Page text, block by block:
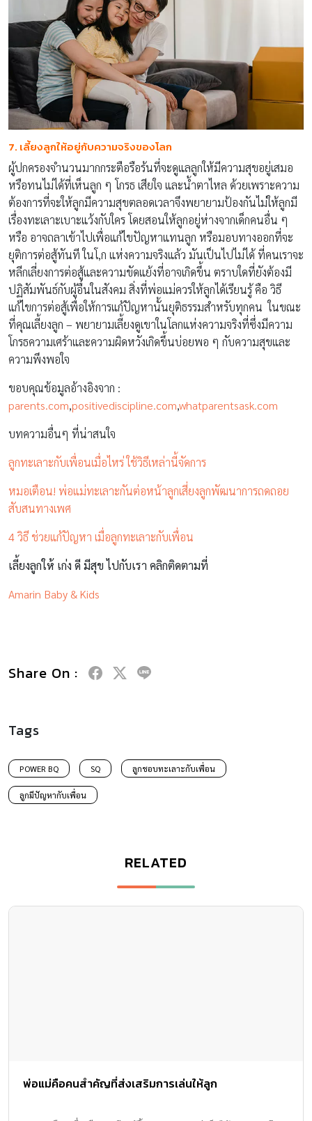
7. เลี้ยงลูกให้อยู่กับความจริงของโลก
ผู้ปกครองจำนวนมากกระตือรือร้นที่จะดูแลลูกให้มีความสุขอยู่เสมอ
หรือทนไม่ได้ที่เห็นลูก ๆ โกรธ เสียใจ และน้ำตาไหล ด้วยเพราะความ
ต้องการที่จะให้ลูกมีความสุขตลอดเวลาจึงพยายามป้องกันไม่ให้ลูกมี
เรื่องทะเลาะเบาะแว้งกับใคร โดยสอนให้ลูกอยู่ห่างจากเด็กคนอื่น ๆ
หรือ อาจถลาเข้าไปเพื่อแก้ไขปัญหาแทนลูก หรือมอบทางออกที่จะ
ยุติการต่อสู้ทันที ในโ,ก แห่งความจริงแล้ว มันเป็นไปไม่ได้ ที่คนเราจะ
หลีกเลี่ยงการต่อสู้และความขัดแย้งที่อาจเกิดขึ้น ตราบใดที่ยังต้องมี
ปฏิสัมพันธ์กับผู้อื่นในสังคม สิ่งที่พ่อแม่ควรให้ลูกได้เรียนรู้ คือ วิธี
แก้ไขการต่อสู้เพื่อให้การแก้ปัญหานั้นยุติธรรมสำหรับทุกคน ในขณะ
ที่คุณเลี้ยงลูก – พยายามเลี้ยงดูเขาในโลกแห่งความจริงที่ซึ่งมีความ
โกรธความเศร้าและความผิดหวังเกิดขึ้นบ่อยพอ ๆ กับความสุขและ
ความพึงพอใจ
ขอบคุณข้อมูลอ้างอิงจาก :
parents.com,positivediscipline.com,whatparentsask.com
บทความอื่นๆ ที่น่าสนใจ
ลูกทะเลาะกับเพื่อนเมื่อไหร่ ใช้วิธีเหล่านี้จัดการ
หมอเตือน! พ่อแม่ทะเลาะกันต่อหน้าลูกเสี่ยงลูกพัฒนาการถดถอย
สับสนทางเพศ
4 วิธี ช่วยแก้ปัญหา เมื่อลูกทะเลาะกับเพื่อน
เลี้ยงลูกให้ เก่ง ดี มีสุข ไปกับเรา คลิกติดตามที่
Amarin Baby & Kids
Share On :
Tags
POWER BQ SQ ลูกชอบทะเลาะกับเพื่อน
ลูกมีปัญหากับเพื่อน
RELATED
พ่อแม่คือคนสำคัญที่ส่งเสริมการเล่นให้ลูก